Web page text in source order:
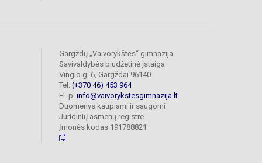
Gargždų „Vaivorykštės“ gimnazija
Savivaldybės biudžetinė įstaiga
Vingio g. 6, Gargždai 96140
Tel. (+370 46) 453 964
El. p. info@vaivorykstesgimnazija.lt
Duomenys kaupiami ir saugomi
Juridinių asmenų registre
Įmonės kodas 191788821